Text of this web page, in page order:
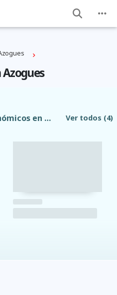
Gestores gastronómicos en Azogues Ver todos (4)